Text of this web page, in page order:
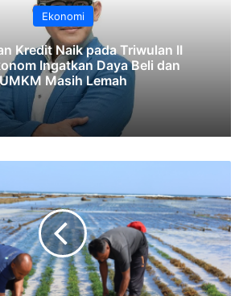
Ekonomi
Kredit Naik pada Triwulan II
Ingatkan Daya Beli dan
UMKM Masih Lemah‎‎